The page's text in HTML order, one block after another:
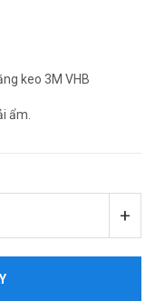
keo 3M VHB
ẩm.
+